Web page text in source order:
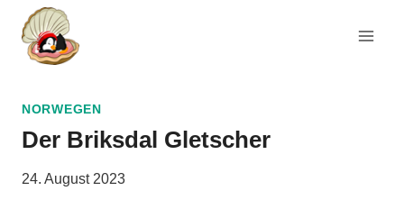
Zum
Inhalt
springen
NORWEGEN
Der Briksdal Gletscher
24. August 2023